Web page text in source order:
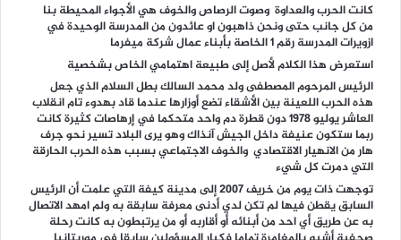
كانت الحرب والعداوة وصوت الرصاص والخوف هي الأجواء المحيطة بنا
من كل جانب حتى ونحن ذاهبون او عائدون من المدرسة الوحيدة في
ازويرات المدرسة رقم 1 الخاصة بأبناء عمال شركة ميفرما
استعرض هذا الكلام لأصل إلى طبيعة اهتمامي الخاص بشخصية
الرئيس المرحوم المصطفى ولد محمد السالك بطل السلام الذي جعل
هذه الحرب اللعينة بين الأشقاء تضع أوزارها عندما قاد بهدوء تام انقلاب
العاشر يوليو 1978 دون قطرة دم واحد متحكما في إرهاصات كثيرة كانت
ربما ستكون عنيفة داخل الجيش آنذاك وهو يرى البلاد تسير نحو جرف
هار من الانهيار الاقتصادي والخوف الاجتماعي بسبب هذه الحرب الحارقة
التي دمرت كل شيء
توجهت ذات يوم من خريف 2007 إلى مدينة كيفة التي علمت أن الرئيس
السابق يقطن فيها لم تكن لدي أدنى معرفة سابقة به ولم امهد الاتصال
به عن طريق أي احد من أبنائه أو أقاربه أو من يرتبطون به كانت رحلة